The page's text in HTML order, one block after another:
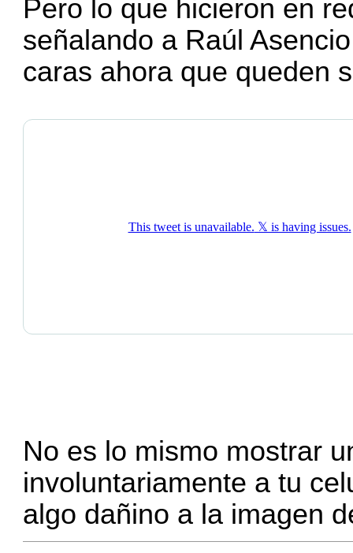
Pero lo que hicieron en
señalando a Raúl
caras ahora que queden
No es lo mismo mostrar
involuntariamente a tu
algo dañino a la imagen